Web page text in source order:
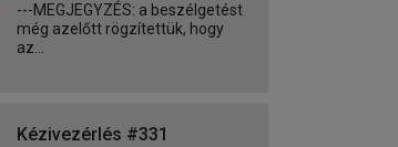
---MEGJEGYZÉS: a beszélgetést
még azelőtt rögzítettük, hogy
az...
Kézivezérlés #331